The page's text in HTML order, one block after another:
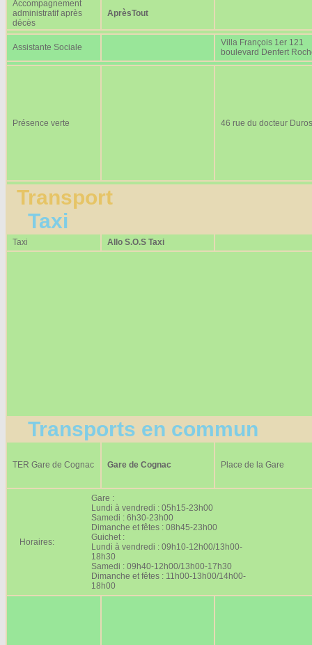
Accompagnement
administratif après
décès
AprèsTout
Assistante Sociale
Villa François 1er 121
boulevard Denfert
Présence verte 46 rue du docteur
Transport
Taxi
Taxi Allo S.O.S Taxi
Transports en commun
TER Gare de Cognac Gare de Cognac Place de la Gare
Horaires:
Gare :
Lundi à vendredi : 05h15-23h00
Samedi : 6h30-23h00
Dimanche et fêtes : 08h45-23h00
Guichet :
Lundi à vendredi : 09h10-12h00/13h00-
18h30
Samedi : 09h40-12h00/13h00-17h30
Dimanche et fêtes : 11h00-13h00/14h00-
18h00